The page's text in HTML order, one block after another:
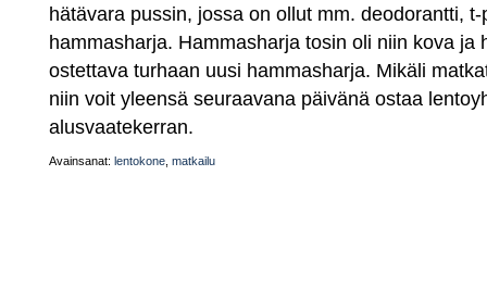
hätävara pussin, jossa on ollut mm. deodorantti,
hammasharja. Hammasharja tosin oli niin kova ja
ostettava turhaan uusi hammasharja. Mikäli
niin voit yleensä seuraavana päivänä ostaa
alusvaatekerran.
Avainsanat: lentokone matkailu